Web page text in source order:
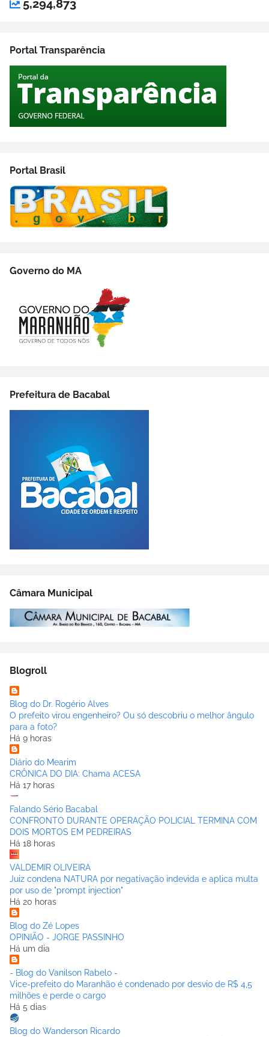
5,294,873
Portal Transparência
Portal Brasil
Governo do MA
Prefeitura de Bacabal
Câmara Municipal
Blogroll
Blog do Dr. Rogério Alves
O prefeito virou engenheiro? Ou só descobriu o melhor ângulo
para a foto?
Há 9 horas
Diário do Mearim
CRÔNICA DO DIA: Chama ACESA
Há 17 horas
Falando Sério Bacabal
CONFRONTO DURANTE OPERAÇÃO POLICIAL TERMINA COM
DOIS MORTOS EM PEDREIRAS
Há 18 horas
VALDEMIR OLIVEIRA
Juiz condena NATURA por negativação indevida e aplica multa
por uso de "prompt injection"
Há 20 horas
Blog do Zé Lopes
OPINIÃO - JORGE PASSINHO
Há um dia
- Blog do Vanilson Rabelo -
Vice-prefeito do Maranhão é condenado por desvio de R$ 4,5
milhões e perde o cargo
Há 5 dias
Blog do Wanderson Ricardo